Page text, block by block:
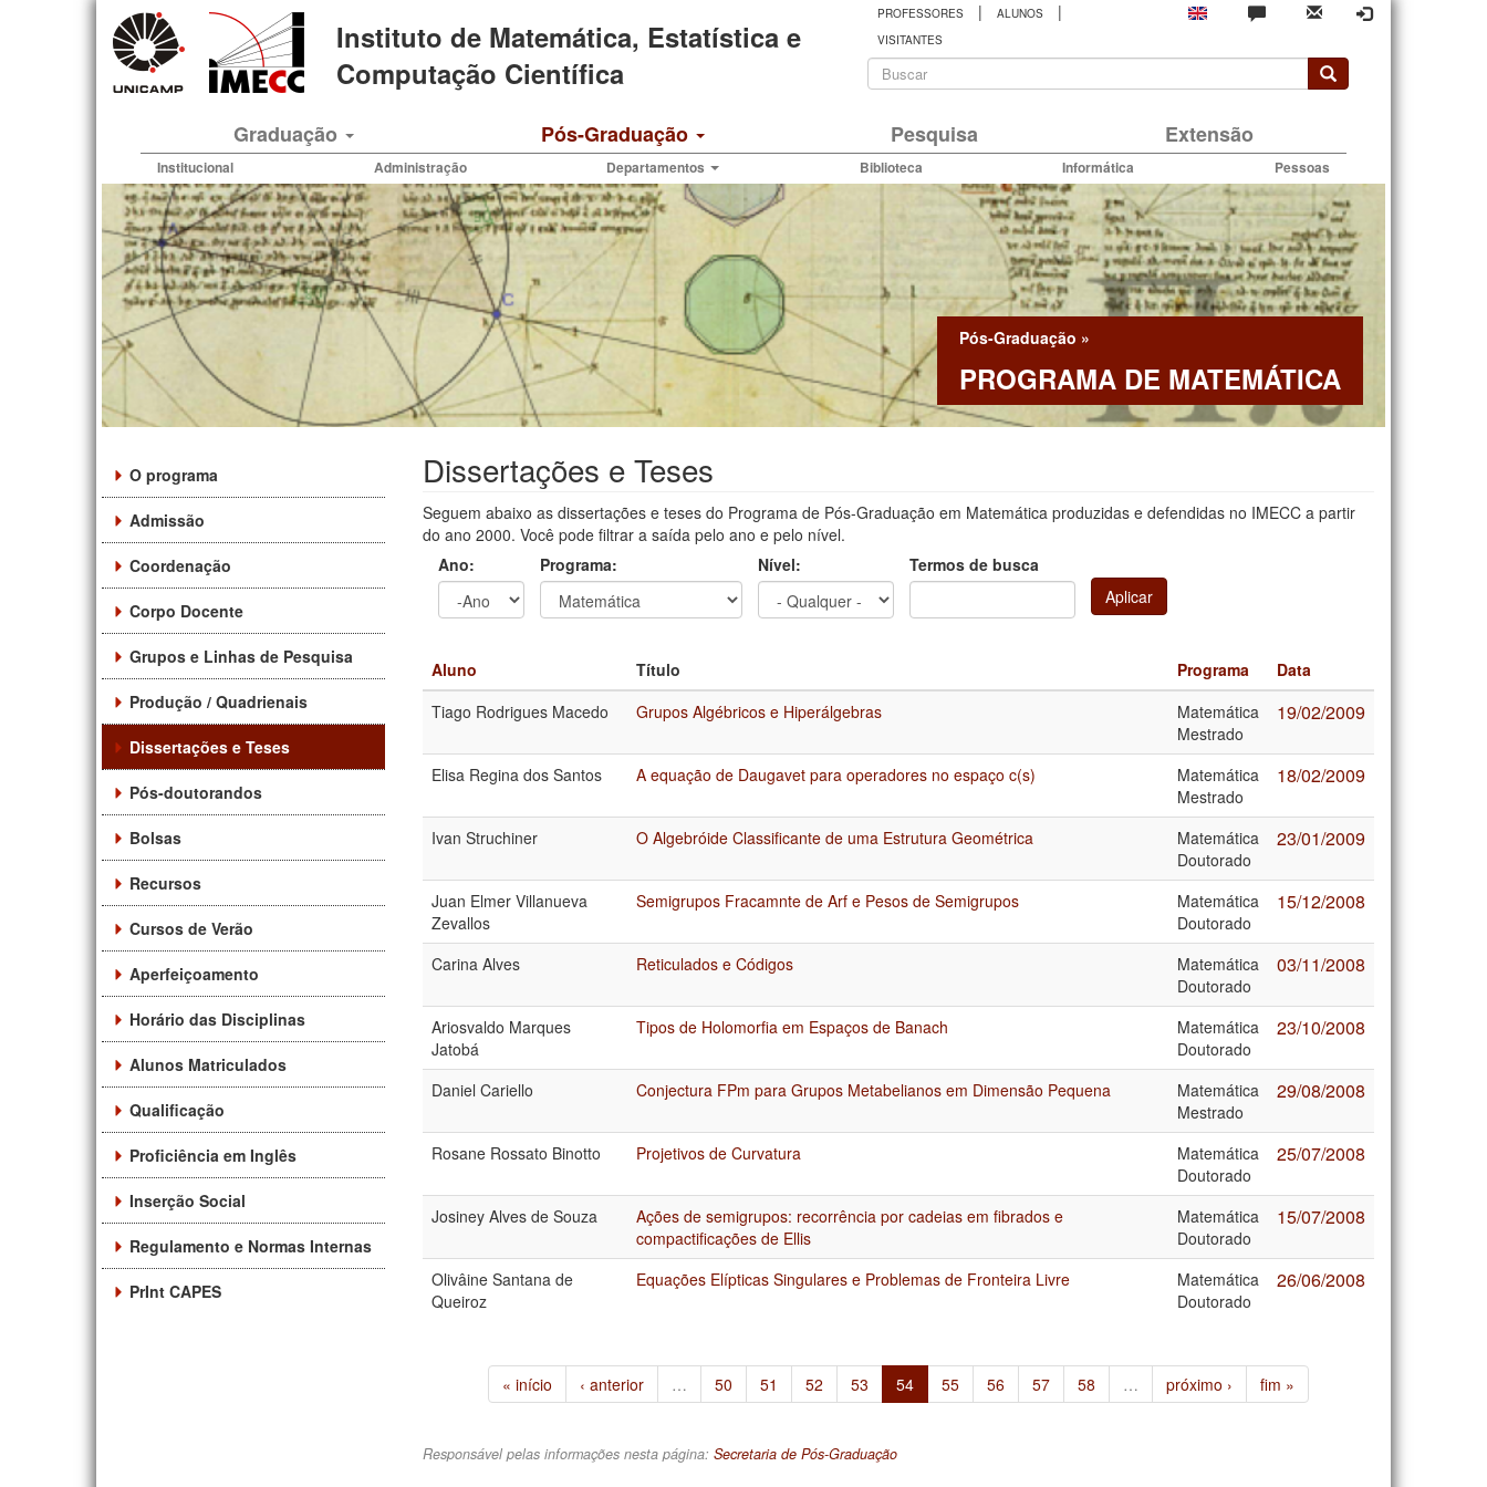
Instituto de Matemática, Estatística e
Computação Científica
PROFESSORES | ALUNOS |
VISITANTES
Formulário
busca
Graduação Pós-Graduação Pesquisa Extensão
Institucional Administração Departamentos Biblioteca Informática Pessoas
Pós-Graduação »
PROGRAMA DE MATEMÁTICA
O programa
Admissão
Coordenação
Corpo Docente
Grupos e Linhas de Pesquisa
Produção / Quadrienais
Dissertações e Teses
Pós-doutorandos
Bolsas
Recursos
Cursos de Verão
Aperfeiçoamento
Horário das Disciplinas
Alunos Matriculados
Qualificação
Proficiência em Inglês
Inserção Social
Regulamento e Normas Internas
PrInt CAPES
Dissertações e Teses
Seguem abaixo as dissertações e teses do Programa de Pós-Graduação em Matemática produzidas e defendidas no IMECC a partir
do ano 2000. Você pode filtrar a saída pelo ano e pelo nível.
Ano:
Programa: Nível:
Termos de busca
Aplicar
Aluno Título Programa
Data
Tiago Rodrigues Macedo
Grupos Algébricos e Hiperálgebras
Matemática
Mestrado
19/02/2009
Elisa Regina dos Santos A equação de Daugavet para operadores no espaço c(s)
Matemática
Mestrado
18/02/2009
Ivan Struchiner O Algebróide Classificante de uma Estrutura Geométrica
Matemática
Doutorado
23/01/2009
Juan Elmer Villanueva
Zevallos
Semigrupos Fracamnte de Arf e Pesos de Semigrupos
Matemática
Doutorado
15/12/2008
Carina Alves Reticulados e Códigos
Matemática
Doutorado
03/11/2008
Ariosvaldo Marques
Jatobá
Tipos de Holomorfia em Espaços de Banach
Matemática
Doutorado
23/10/2008
Daniel Cariello Conjectura FPm para Grupos Metabelianos em Dimensão Pequena
Matemática
Mestrado
29/08/2008
Rosane Rossato Binotto Projetivos de Curvatura
Matemática
Doutorado
25/07/2008
Josiney Alves de Souza
Ações de semigrupos: recorrência por cadeias em fibrados e
compactificações de Ellis
Matemática
Doutorado
15/07/2008
Olivâine Santana de
Queiroz
Equações Elípticas Singulares e Problemas de Fronteira Livre
Matemática
Doutorado
26/06/2008
« início ‹ anterior … 50 51 52 53 54 55 56 57 58 … próximo › fim »
Responsável pelas informações nesta página: Secretaria de Pós-Graduação